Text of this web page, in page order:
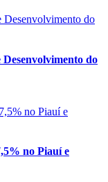
do
no Piauí e